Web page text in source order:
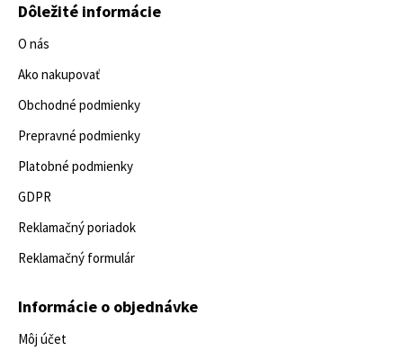
Dôležité informácie
O nás
Ako nakupovať
Obchodné podmienky
Prepravné podmienky
Platobné podmienky
GDPR
Reklamačný poriadok
Reklamačný formulár
Informácie o objednávke
Môj účet